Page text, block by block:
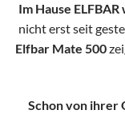
Im Hause
nicht erst seit
Elfbar Mate 500
Schon von ihrer